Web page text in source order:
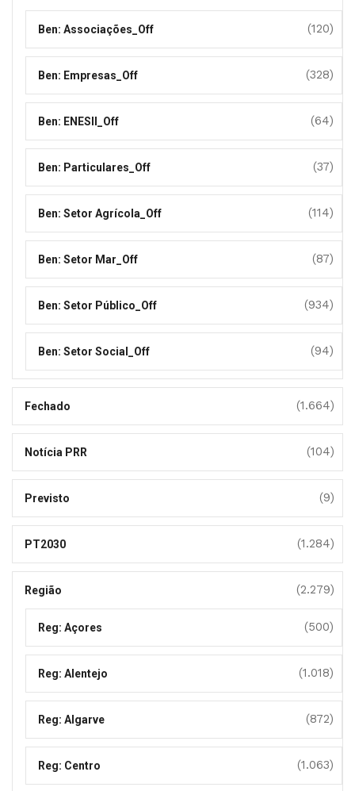
Ben: Associações_Off (120)
Ben: Empresas_Off (328)
Ben: ENESII_Off (64)
Ben: Particulares_Off (37)
Ben: Setor Agrícola_Off (114)
Ben: Setor Mar_Off (87)
Ben: Setor Público_Off (934)
Ben: Setor Social_Off (94)
Fechado (1.664)
Notícia PRR (104)
Previsto (9)
PT2030 (1.284)
Região (2.279)
Reg: Açores (500)
Reg: Alentejo (1.018)
Reg: Algarve (872)
Reg: Centro (1.063)